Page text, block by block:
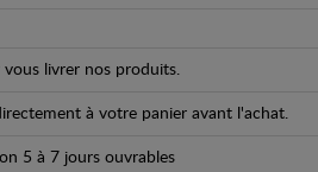
livrer nos produits.
à votre panier avant l'achat.
5 à 7 jours ouvrables